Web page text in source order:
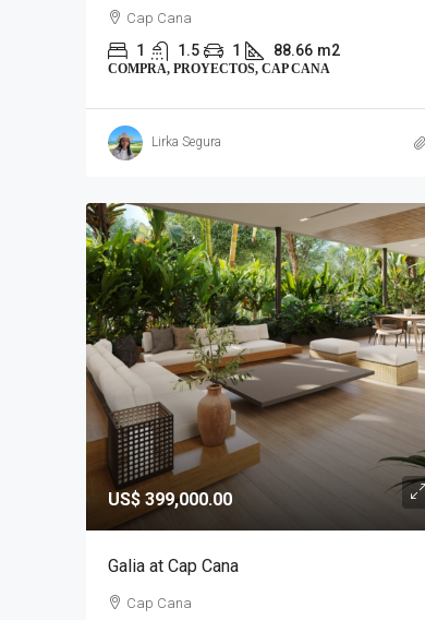
Cap Cana
1 1.5 1 88.66 m2
COMPRA, PROYECTOS, CAP CANA
Lirka Segura
US$ 399,000.00
Galia at Cap Cana
Cap Cana